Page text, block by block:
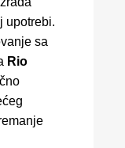
upotrebi.
sa
Rio